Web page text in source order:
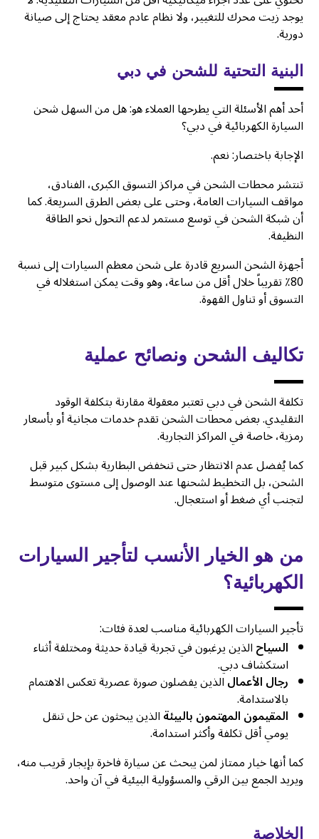
يوجد زيت محرك للتغيير، ولا نظام عادم معقد يحتاج إلى صيانة
دورية.
البنية التحتية للشحن في دبي
أحد أهم الأسئلة التي يطرحها العملاء هو: هل من السهل شحن
السيارة الكهربائية في دبي؟
الإجابة باختصار: نعم.
تنتشر محطات الشحن في مراكز التسوق الكبرى، الفنادق،
مواقف السيارات العامة، وحتى على بعض الطرق السريعة. كما
أن شبكة الشحن في توسع مستمر لدعم التحول نحو الطاقة
النظيفة.
أجهزة الشحن السريع قادرة على شحن معظم السيارات إلى نسبة
80٪ تقريباً خلال أقل من ساعة، وهو وقت يمكن استغلاله في
التسوق أو تناول القهوة.
تكاليف الشحن ونصائح عملية
تكلفة الشحن في دبي تعتبر معقولة مقارنة بتكلفة الوقود
التقليدي. بعض محطات الشحن تقدم خدمات مجانية أو بأسعار
رمزية، خاصة في المراكز التجارية.
كما يُفضل عدم الانتظار حتى تنخفض البطارية بشكل كبير قبل
الشحن، بل التخطيط لشحنها عند الوصول إلى مستوى متوسط
لتجنب أي ضغط أو استعجال.
من هو الخيار الأنسب لتأجير السيارات
الكهربائية؟
تأجير السيارات الكهربائية مناسب لعدة فئات:
السياحالذين يرغبون في تجربة قيادة حديثة ومختلفة أثناء
استكشاف دبي.
رجال الأعمالالذين يفضلون صورة عصرية تعكس الاهتمام
بالاستدامة.
المقيمون المهتمون بالبيئةالذين يبحثون عن حل تنقل
يومي أقل تكلفة وأكثر استدامة.
كما أنها خيار ممتاز لمن يبحث عن سيارة فاخرة بإيجار قريب منه،
ويريد الجمع بين الرقي والمسؤولية البيئية في آن واحد.
الخلاصة